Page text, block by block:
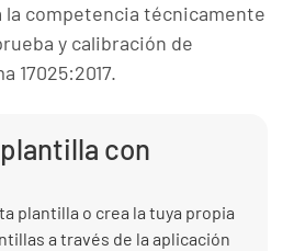
competencia técnicamente
y calibración de
17025:2017.
con
plantilla o crea la tuya propia
a través de la aplicación